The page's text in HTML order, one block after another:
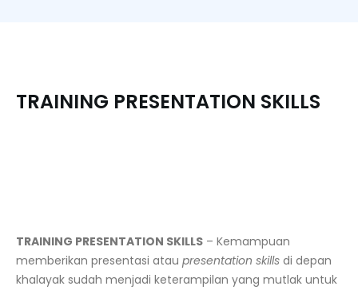
TRAINING PRESENTATION SKILLS
TRAINING PRESENTATION SKILLS – Kemampuan
memberikan presentasi atau presentation skills di depan
khalayak sudah menjadi keterampilan yang mutlak untuk